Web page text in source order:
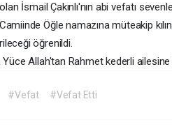
İsmail Çakınlı'nın abi vefatı
Öğle namazına müteakip
öğrenildi.
Allah'tan Rahmet kederli ailesine
#Vefat #Vefat Etti